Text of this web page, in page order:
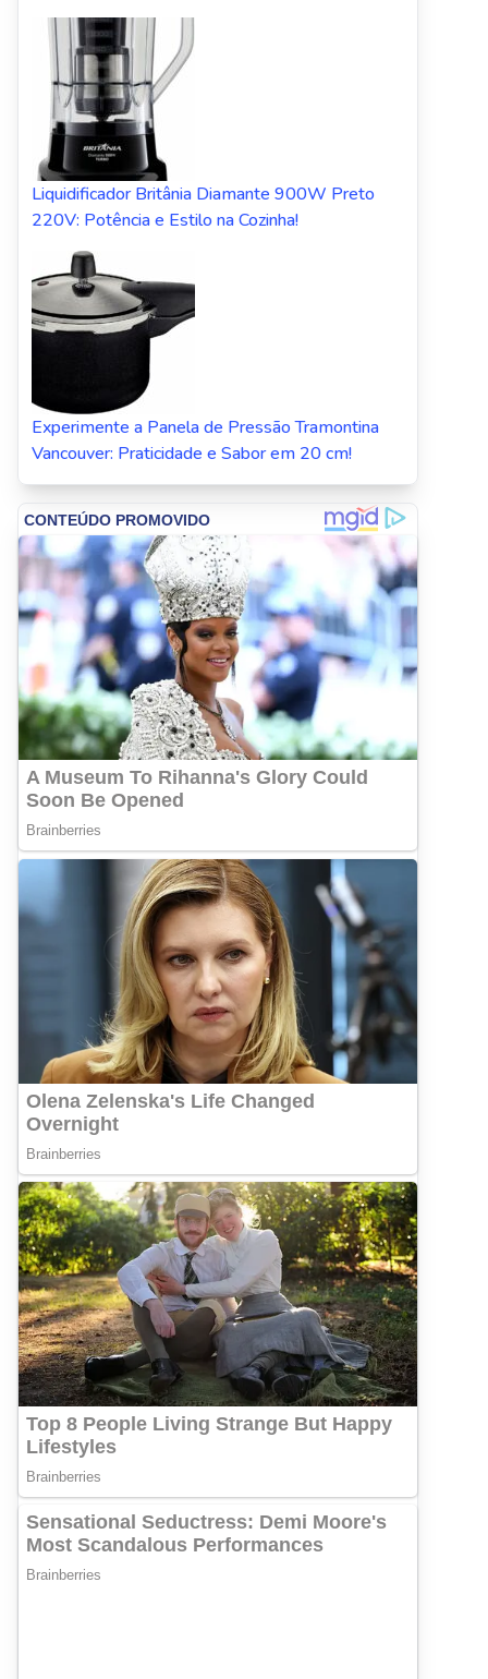
Liquidificador Britânia Diamante 900W Preto
220V: Potência e Estilo na Cozinha!
Experimente a Panela de Pressão Tramontina
Vancouver: Praticidade e Sabor em 20 cm!